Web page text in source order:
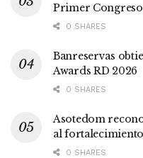
Primer Congreso
0 SHARES
Banreservas
Awards RD 2026
0 SHARES
Asotedom
al
0 SHARES